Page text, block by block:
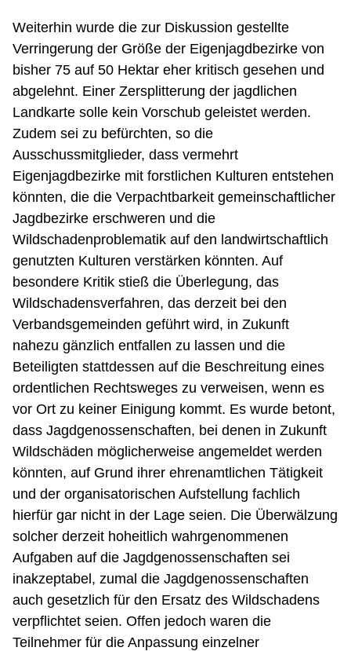
Weiterhin wurde die zur Diskussion gestellte
Verringerung der Größe der Eigenjagdbezirke von
bisher 75 auf 50 Hektar eher kritisch gesehen und
abgelehnt. Einer Zersplitterung der jagdlichen
Landkarte solle kein Vorschub geleistet werden.
Zudem sei zu befürchten, so die
Ausschussmitglieder, dass vermehrt
Eigenjagdbezirke mit forstlichen Kulturen entstehen
könnten, die die Verpachtbarkeit gemeinschaftlicher
Jagdbezirke erschweren und die
Wildschadenproblematik auf den landwirtschaftlich
genutzten Kulturen verstärken könnten. Auf
besondere Kritik stieß die Überlegung, das
Wildschadensverfahren, das derzeit bei den
Verbandsgemeinden geführt wird, in Zukunft
nahezu gänzlich entfallen zu lassen und die
Beteiligten stattdessen auf die Beschreitung eines
ordentlichen Rechtsweges zu verweisen, wenn es
vor Ort zu keiner Einigung kommt. Es wurde betont,
dass Jagdgenossenschaften, bei denen in Zukunft
Wildschäden möglicherweise angemeldet werden
könnten, auf Grund ihrer ehrenamtlichen Tätigkeit
und der organisatorischen Aufstellung fachlich
hierfür gar nicht in der Lage seien. Die Überwälzung
solcher derzeit hoheitlich wahrgenommenen
Aufgaben auf die Jagdgenossenschaften sei
inakzeptabel, zumal die Jagdgenossenschaften
auch gesetzlich für den Ersatz des Wildschadens
verpflichtet seien. Offen jedoch waren die
Teilnehmer für die Anpassung einzelner